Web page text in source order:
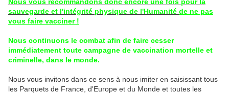
sauvegarde et l'intégrité physique de l'Humanité de ne pas
vous faire vacciner !
Nous continuons le combat afin de faire cesser
immédiatement toute campagne de vaccination mortelle et
criminelle, dans le monde.
Nous vous invitons dans ce sens à nous imiter en saisissant tous
les Parquets de France, d'Europe et du Monde et toutes les